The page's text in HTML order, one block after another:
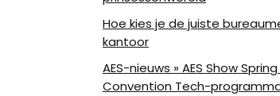
Hoe kies je de juiste
kantoor
AES-nieuws » AES Show Spring
Convention Tech-